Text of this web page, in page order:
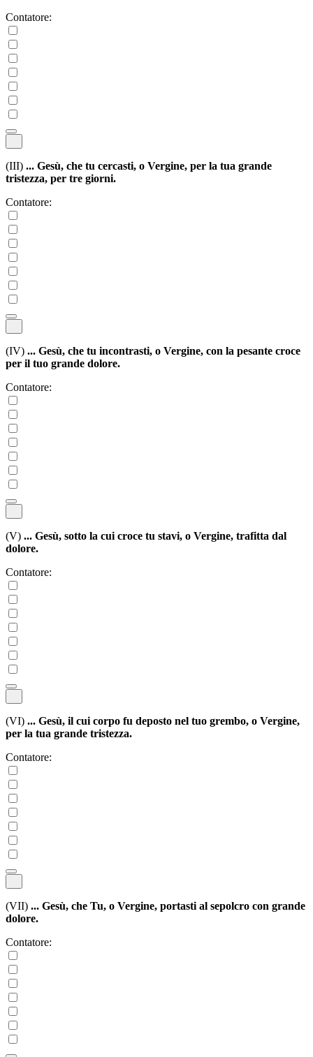
Contatore:
(III) ... Gesù, che tu cercasti, o Vergine, per la tua grande
tristezza, per tre giorni.
Contatore:
(IV) ... Gesù, che tu incontrasti, o Vergine, con la pesante croce
per il tuo grande dolore.
Contatore:
(V) ... Gesù, sotto la cui croce tu stavi, o Vergine, trafitta dal
dolore.
Contatore:
(VI) ... Gesù, il cui corpo fu deposto nel tuo grembo, o Vergine,
per la tua grande tristezza.
Contatore:
(VII) ... Gesù, che Tu, o Vergine, portasti al sepolcro con grande
dolore.
Contatore: